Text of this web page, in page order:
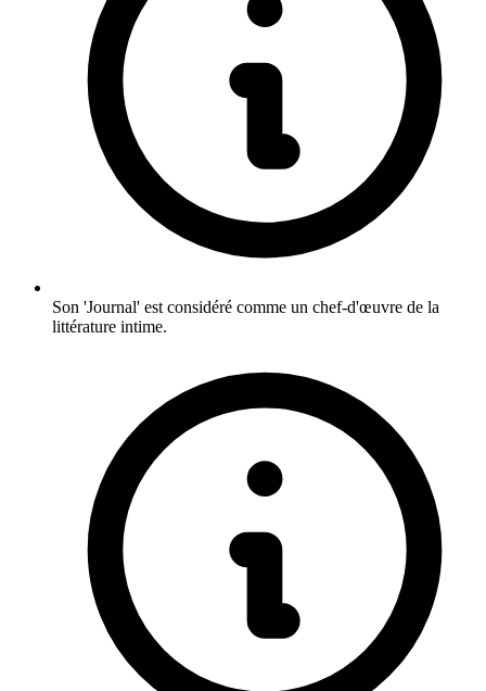
Son 'Journal' est considéré comme un chef-d'œuvre de la
littérature intime.